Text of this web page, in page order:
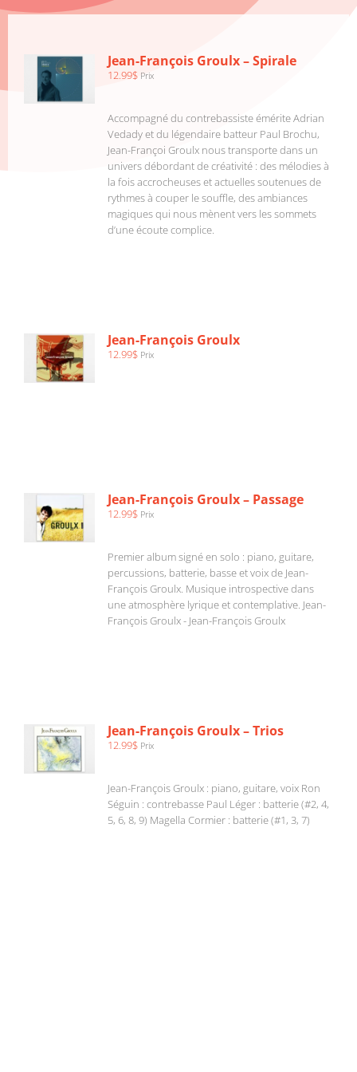
AU
DÉTAILS
Jean-François Groulx – Spirale
12.99$ Prix
Accompagné du contrebassiste émérite Adrian
Vedady et du légendaire batteur Paul Brochu,
Jean-Françoi Groulx nous transporte dans un
univers débordant de créativité : des mélodies à
la fois accrocheuses et actuelles soutenues de
rythmes à couper le souffle, des ambiances
magiques qui nous mènent vers les sommets
d’une écoute complice.
DÉTAILS
Jean-François Groulx
12.99$ Prix
Jean-François Groulx – Passage
12.99$ Prix
Premier album signé en solo : piano, guitare,
percussions, batterie, basse et voix de Jean-
François Groulx. Musique introspective dans
une atmosphère lyrique et contemplative. Jean-
François Groulx - Jean-François Groulx
DÉTAILS
Jean-François Groulx – Trios
12.99$ Prix
Jean-François Groulx : piano, guitare, voix Ron
Séguin : contrebasse Paul Léger : batterie (#2, 4,
5, 6, 8, 9) Magella Cormier : batterie (#1, 3, 7)